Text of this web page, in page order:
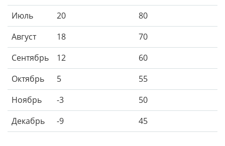
Июль
20
80
Август
18
70
Сентябрь
12
60
Октябрь
5
55
Ноябрь
-3
50
Декабрь
-9 45